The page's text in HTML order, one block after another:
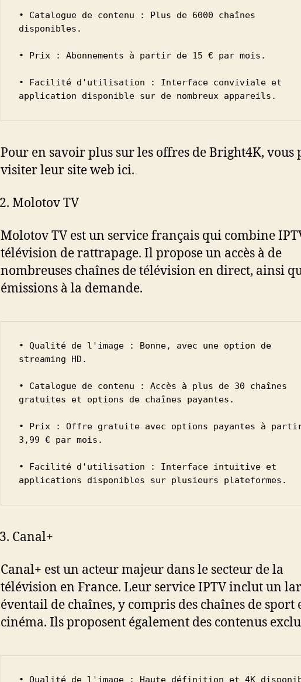
• Catalogue de contenu : Plus de 6000 chaînes
disponibles.
• Prix : Abonnements à partir de 15 € par mois.
• Facilité d'utilisation : Interface conviviale et
application disponible sur de nombreux appareils.
Pour en savoir plus sur les offres de Bright4K, vous
visiter leur site web ici.
Molotov TV
Molotov TV est un service français qui combine
télévision de rattrapage. Il propose un accès à de
nombreuses chaînes de télévision en direct, ainsi
émissions à la demande.
• Qualité de l'image : Bonne, avec une option de
streaming HD.
• Catalogue de contenu : Accès à plus de 30 chaînes
gratuites et options de chaînes payantes.
• Prix : Offre gratuite avec options payantes à
3,99 € par mois.
• Facilité d'utilisation : Interface intuitive et
applications disponibles sur plusieurs plateformes.
Canal+
Canal+ est un acteur majeur dans le secteur de la
télévision en France. Leur service IPTV inclut un
éventail de chaînes, y compris des chaînes de sport
cinéma. Ils proposent également des contenus